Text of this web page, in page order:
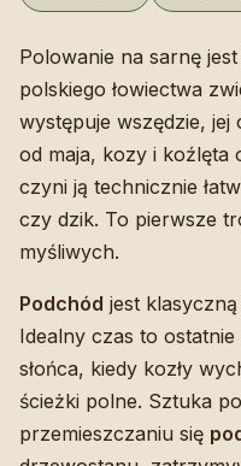
Polowanie na sarnę
polskiego łowiectwa
występuje wszędzie, jej
od maja, kozy i koźlęta
czyni ją technicznie
czy dzik. To pierwsze
myśliwych.
Podchód jest
Idealny czas to
słońca, kiedy kozły
ścieżki polne. Sztuka
przemieszczaniu się